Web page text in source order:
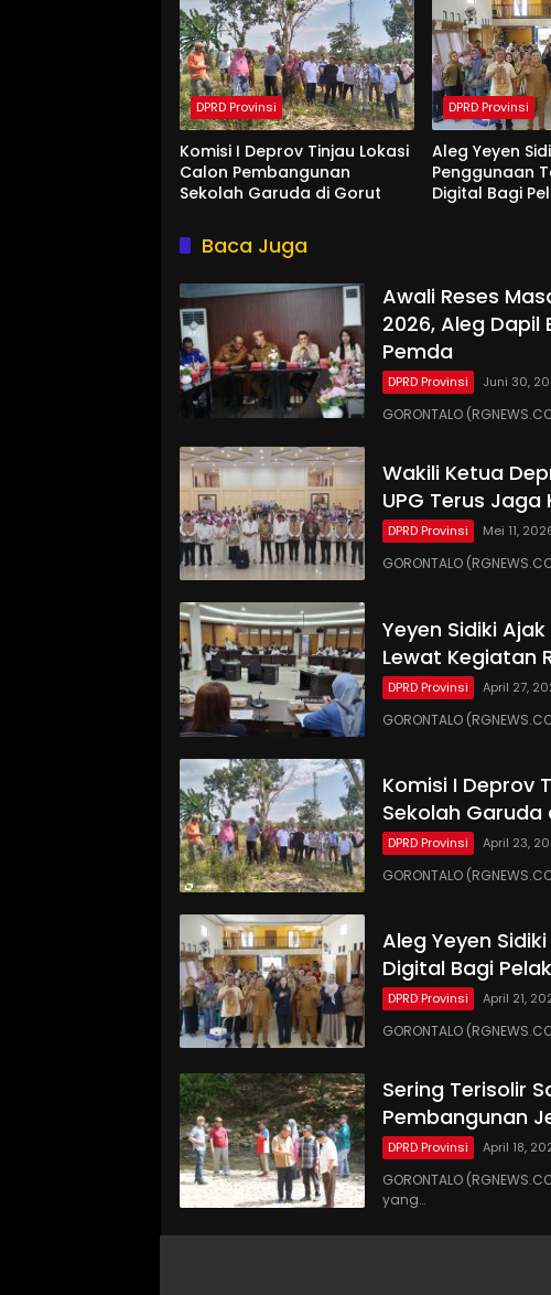
DPRD Provinsi
Komisi I Deprov Tinjau Lokasi
Calon Pembangunan
Sekolah Garuda di Gorut
DPRD Provinsi
Aleg Yeyen
Penggunaan
Digital Bagi
Baca Juga
Awali Reses
2026, Aleg
Pemda
DPRD Provinsi Juni 30,
GORONTALO
Wakili Ketua
UPG Terus
DPRD Provinsi Mei 11,
GORONTALO
Yeyen Sidiki
Lewat Kegiatan
DPRD Provinsi April 27,
GORONTALO
Komisi I Deprov
Sekolah Garuda
DPRD Provinsi April 23,
GORONTALO
Aleg Yeyen
Digital Bagi
DPRD Provinsi April 21,
GORONTALO
Sering Terisolir
Pembangunan
DPRD Provinsi April 18,
GORONTALO
yang…